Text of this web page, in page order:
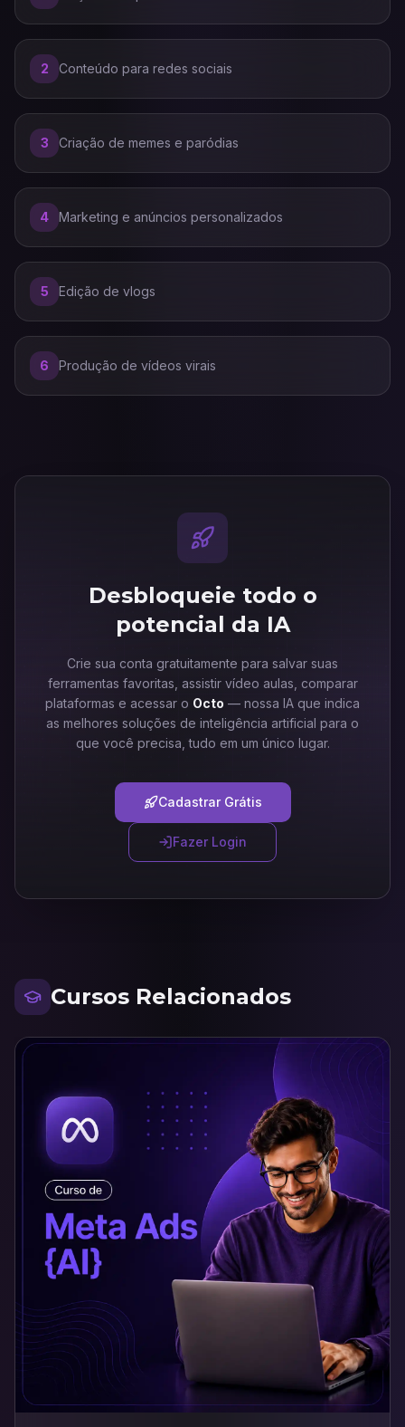
2 Conteúdo para redes sociais
3 Criação de memes e paródias
4 Marketing e anúncios personalizados
5 Edição de vlogs
6 Produção de vídeos virais
Desbloqueie todo o
potencial da IA
Crie sua conta gratuitamente para salvar suas
ferramentas favoritas, assistir vídeo aulas, comparar
plataformas e acessar o Octo — nossa IA que indica
as melhores soluções de inteligência artificial para o
que você precisa, tudo em um único lugar.
Cadastrar Grátis
Fazer Login
Cursos Relacionados